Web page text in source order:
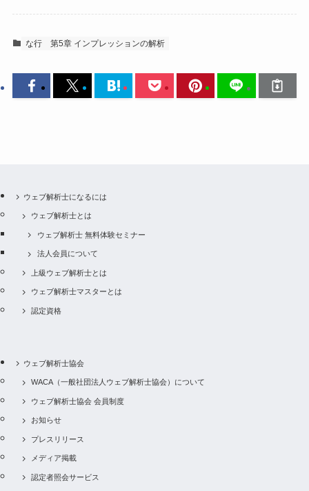
な行 第5章 インプレッションの解析
ウェブ解析士になるには
ウェブ解析士とは
ウェブ解析士 無料体験セミナー
法人会員について
上級ウェブ解析士とは
ウェブ解析士マスターとは
認定資格
ウェブ解析士協会
WACA（一般社団法人ウェブ解析士協会）について
ウェブ解析士協会 会員制度
お知らせ
プレスリリース
メディア掲載
認定者照会サービス